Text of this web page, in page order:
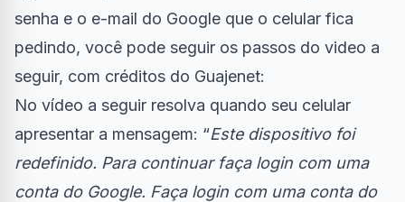
senha e o e-mail do Google que o celular fica
pedindo, você pode seguir os passos do video a
seguir, com créditos do Guajenet:
No vídeo a seguir resolva quando seu celular
apresentar a mensagem: “Este dispositivo foi
redefinido. Para continuar faça login com uma
conta do Google. Faça login com uma conta do